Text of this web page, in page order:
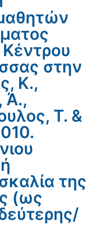
Κέντρου
στην
Κ.,
Ά.,
Τ. &
της
(ως